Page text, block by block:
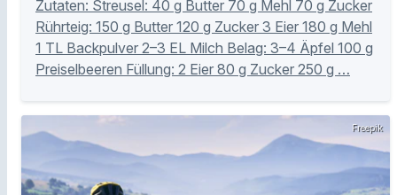
Zutaten: Streusel: 40 g Butter 70 g Mehl 70 g Zucker
Rührteig: 150 g Butter 120 g Zucker 3 Eier 180 g Mehl
1 TL Backpulver 2–3 EL Milch Belag: 3–4 Äpfel 100 g
Preiselbeeren Füllung: 2 Eier 80 g Zucker 250 g …
Freepik